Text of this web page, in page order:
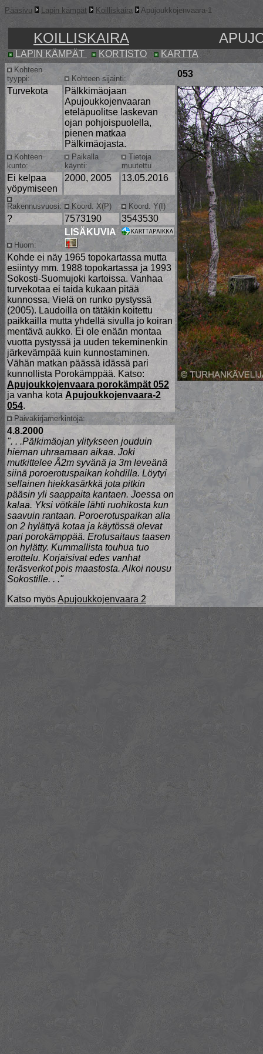
Pääsivu Lapin kämpät Koilliskaira Apujoukkojenvaara-1
KOILLISKAIRA
LAPIN KÄMPÄT KORTISTO KARTTA
Kohteen
tyyppi:
Kohteen sijainti:
053
Turvekota
Pälkkimäojaan
Apujoukkojenvaaran
eteläpuolitse laskevan
ojan pohjoispuolella,
pienen matkaa
Pälkimäojasta.
Kohteen
kunto:
Paikalla
käynti:
Tietoja
muutettu
Ei kelpaa
yöpymiseen
2000, 2005 13.05.2016
Rakennusvuosi: Koord. X(P) Koord. Y(I)
? 7573190 3543530
Huom:
LISÄKUVIA
Kohde ei näy 1965 topokartassa mutta
esiintyy mm. 1988 topokartassa ja 1993
Sokosti-Suomujoki kartoissa. Vanhaa
turvekotaa ei taida kukaan pitää
kunnossa. Vielä on runko pystyssä
(2005). Laudoilla on tätäkin koitettu
paikkailla mutta yhdellä sivulla jo koiran
mentävä aukko. Ei ole enään montaa
vuotta pystyssä ja uuden tekeminenkin
järkevämpää kuin kunnostaminen.
Vähän matkan päässä idässä pari
kunnollista Porokämppää. Katso:
Apujoukkojenvaara porokämpät 052
ja vanha kota Apujoukkojenvaara-2
054.
Päiväkirjamerkintöjä:
4.8.2000
". . .Pälkimäojan ylitykseen jouduin
hieman uhraamaan aikaa. Joki
mutkittelee Å2m syvänä ja 3m leveänä
siinä poroerotuspaikan kohdilla. Löytyi
sellainen hiekkasärkkä jota pitkin
pääsin yli saappaita kantaen. Joessa on
kalaa. Yksi vötkäle lähti ruohikosta kun
saavuin rantaan. Poroerotuspaikan alla
on 2 hylättyä kotaa ja käytössä olevat
pari porokämppää. Erotusaitaus taasen
on hylätty. Kummallista touhua tuo
erottelu. Korjaisivat edes vanhat
teräsverkot pois maastosta. Alkoi nousu
Sokostille. . ."
Katso myösApujoukkojenvaara 2